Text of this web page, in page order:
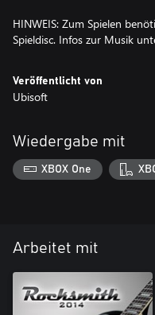
HINWEIS: Zum Spielen
Spieldisc. Infos zur Musik
Veröffentlicht von
Ubisoft
Wiedergabe mit
XBOX One
Arbeitet mit